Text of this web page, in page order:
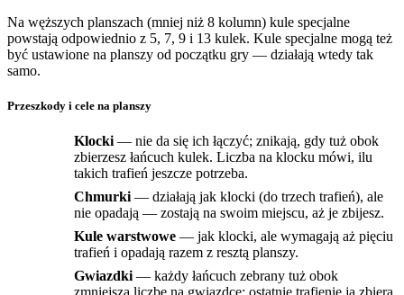
Na węższych planszach (mniej niż 8 kolumn) kule specjalne
powstają odpowiednio z 5, 7, 9 i 13 kulek. Kule specjalne mogą też
być ustawione na planszy od początku gry — działają wtedy tak
samo.
Przeszkody i cele na planszy
Klocki — nie da się ich łączyć; znikają, gdy tuż obok
zbierzesz łańcuch kulek. Liczba na klocku mówi, ilu
takich trafień jeszcze potrzeba.
Chmurki — działają jak klocki (do trzech trafień), ale
nie opadają — zostają na swoim miejscu, aż je zbijesz.
Kule warstwowe — jak klocki, ale wymagają aż pięciu
trafień i opadają razem z resztą planszy.
Gwiazdki — każdy łańcuch zebrany tuż obok